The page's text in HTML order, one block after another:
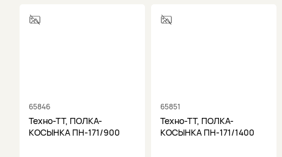
65846
Техно-ТТ, ПОЛКА-
КОСЫНКА ПН-171/900
65851
Техно-ТТ, ПОЛКА-
КОСЫНКА ПН-171/1400